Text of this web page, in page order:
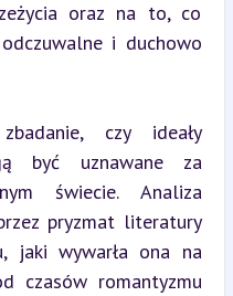
oraz na to, co
i duchowo
czy ideały
być uznawane za
świecie. Analiza
pryzmat literatury
jaki wywarła ona na
czasów romantyzmu